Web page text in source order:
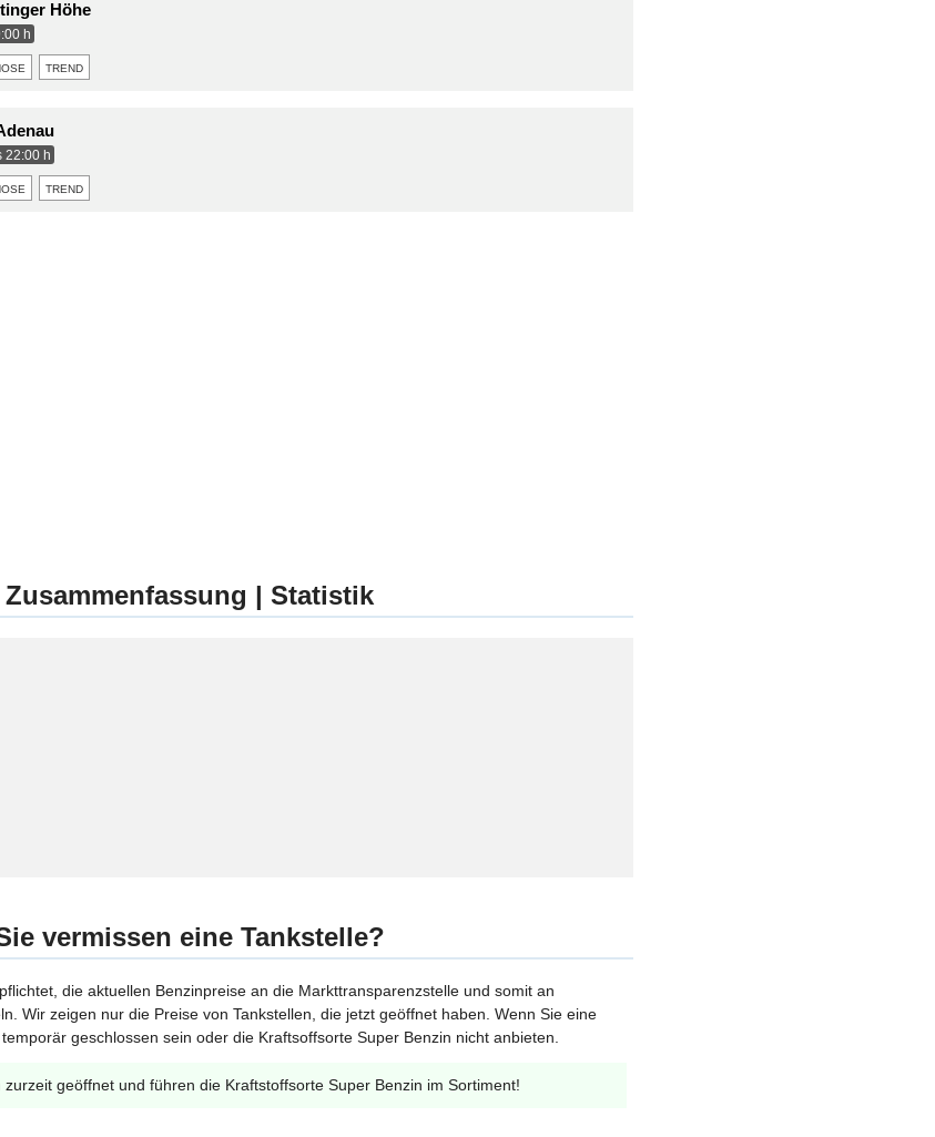
Höhe
h
trend
22:00 h
trend
Zusammenfassung | Statistik
vermissen eine Tankstelle?
die aktuellen Benzinpreise an die Markttransparenzstelle und somit an
Wir zeigen nur die Preise von Tankstellen, die jetzt geöffnet haben. Wenn Sie eine
geschlossen sein oder die Kraftsoffsorte Super Benzin nicht anbieten.
geöffnet und führen die Kraftstoffsorte Super Benzin im Sortiment!